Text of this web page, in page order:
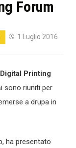
Forum
1 Luglio 2016
Digital Printing
sono riuniti per
a drupa in
ha presentato